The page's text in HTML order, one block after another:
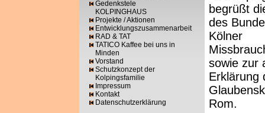
Gedenkstele
KOLPINGHAUS
Projekte / Aktionen
Entwicklungszusammenarbeit
RAD & TAT
TATICO Kaffee bei uns in
Minden
Vorstand
Schutzkonzept der
Kolpingsfamilie
Impressum
Kontakt
Datenschutzerklärung
begrüßt
des
Kölner
sowie zur
Erklärung
Rom.